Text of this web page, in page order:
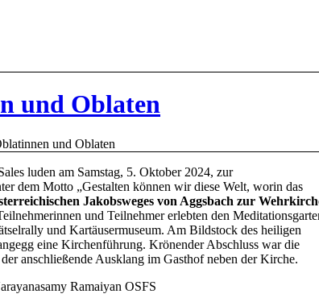
und Oblaten
und Oblaten
luden am Samstag, 5. Oktober 2024, zur
dem Motto „Gestalten können wir diese Welt, worin das
Jakobsweges von Aggsbach zur
und Teilnehmer erlebten den
und Kartäusermuseum. Am Bildstock des heiligen
eine Kirchenführung. Krönender Abschluss war die
anschließende Ausklang im Gasthof neben der Kirche.
Ramaiyan OSFS